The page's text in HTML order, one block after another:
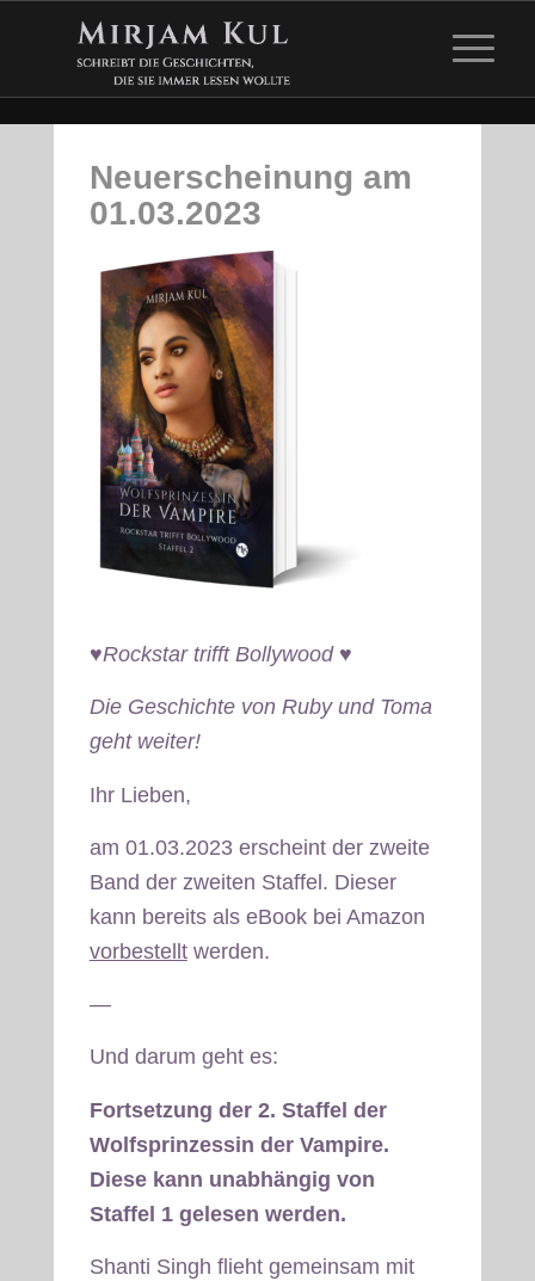
Neuerscheinung am
01.03.2023
♥Rockstar trifft Bollywood ♥
Die Geschichte von Ruby und Toma
geht weiter!
Ihr Lieben,
am 01.03.2023 erscheint der zweite
Band der zweiten Staffel. Dieser
kann bereits als eBook bei Amazon
vorbestelltwerden.
—
Und darum geht es:
Fortsetzung der 2. Staffel der
Wolfsprinzessin der Vampire.
Diese kann unabhängig von
Staffel 1 gelesen werden.
Shanti Singh flieht gemeinsam mit